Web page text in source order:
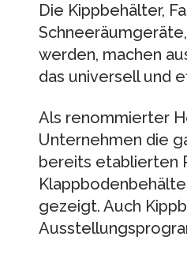
Die Kippbehälter,
werden, machen
das universell und
Als renommierter
Unternehmen die
bereits etablierten
gezeigt. Auch